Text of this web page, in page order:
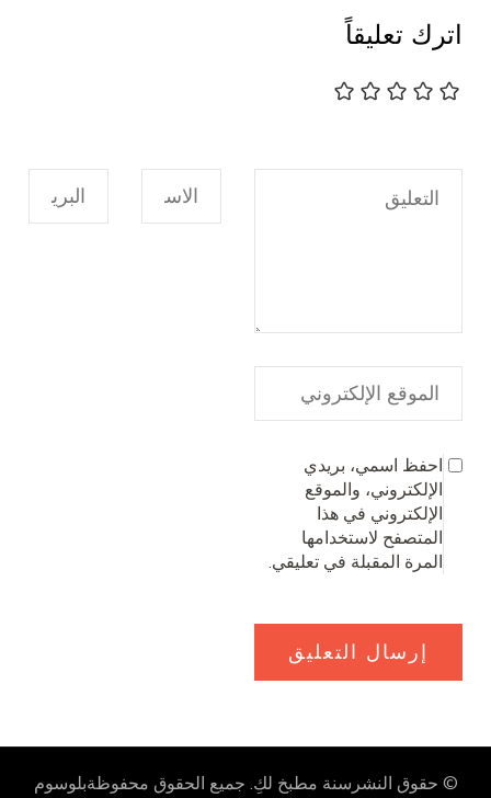
اترك تعليقاً
احفظ اسمي، بريدي
الإلكتروني، والموقع
الإلكتروني في هذا
المتصفح لاستخدامها
المرة المقبلة في تعليقي.
© حقوق النشرسنة مطبخ لكِ. جميع الحقوق محفوظةبلوسوم